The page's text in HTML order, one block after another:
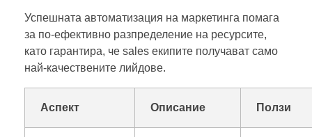
Успешната автоматизация на маркетинга помага
за по-ефективно разпределение на ресурсите,
като гарантира, че sales екипите получават само
най-качествените лийдове.
Аспект Описание Ползи